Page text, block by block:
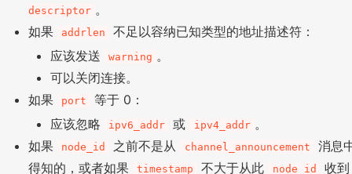
descriptor 。
如果
addrlen
不足以容纳已知类型的地址描述符：
应该发送
warning 。
可以关闭连接。
如果
port
等于 0：
应该忽略
ipv6_addr 或 ipv4_addr 。
如果
node_id 之前不是从 channel_announcement
消息
得知的，或者如果
timestamp 不大于从此 node_id
收到